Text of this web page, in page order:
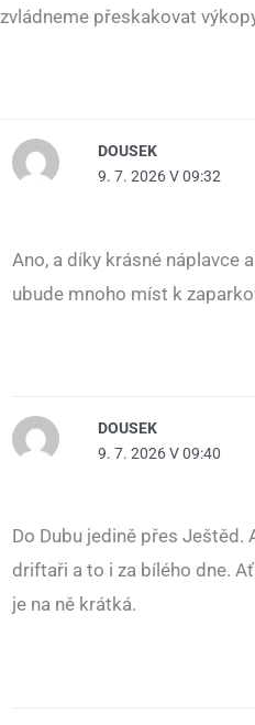
zvládneme přeskakovat
DOUSEK
9. 7. 2026 V 09:32
Ano, a díky krásné náplavce
ubude mnoho míst k
DOUSEK
9. 7. 2026 V 09:40
Do Dubu jedině přes Ještěd.
driftaři a to i za bílého dne.
je na ně krátká.